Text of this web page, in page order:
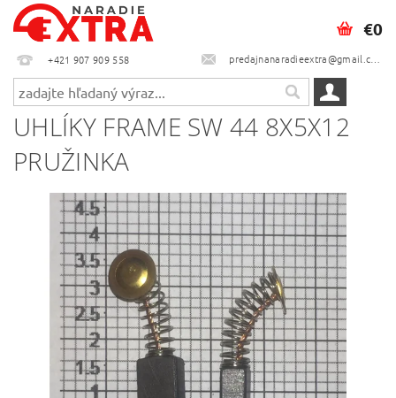
+421 907 909 558 predajnanaradieextra@gmail.com
€0
UHLÍKY FRAME SW 44 8X5X12
PRUŽINKA